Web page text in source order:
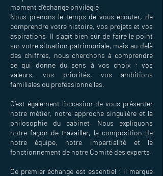
moment d’échange privilégié.
Nous prenons le temps de vous écouter, de
comprendre votre histoire, vos projets et vos
aspirations. Il s’agit bien sûr de faire le point
sur votre situation patrimoniale, mais au-delà
des chiffres, nous cherchons à comprendre
ce qui donne du sens à vos choix : vos
valeurs, vos priorités, vos ambitions
familiales ou professionnelles.
C’est également l’occasion de vous présenter
notre métier, notre approche singulière et la
philosophie du cabinet. Nous expliquons
notre façon de travailler, la composition de
notre équipe, notre impartialité et le
fonctionnement de notre Comité des experts.
Ce premier échange est essentiel : il marque